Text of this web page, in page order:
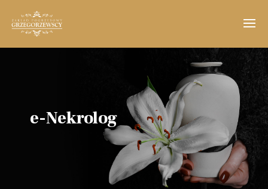
e-Nekrolog